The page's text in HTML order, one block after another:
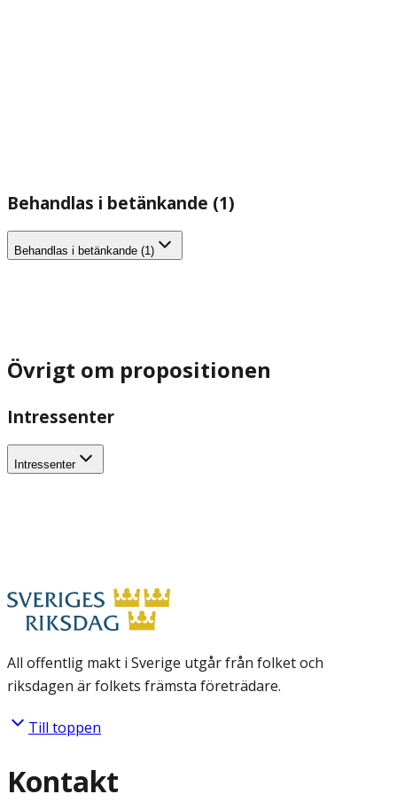
Behandlas i betänkande (1)
Behandlas i betänkande (1)
Övrigt om propositionen
Intressenter
Intressenter
All offentlig makt i Sverige utgår från folket och
riksdagen är folkets främsta företrädare.
Till toppen
Kontakt